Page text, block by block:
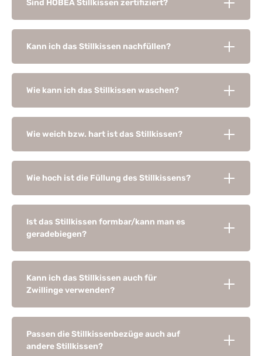
Sind HOBEA Stillkissen zertifiziert?
Kann ich das Stillkissen nachfüllen?
Wie kann ich das Stillkissen waschen?
Wie weich bzw. hart ist das Stillkissen?
Wie hoch ist die Füllung des Stillkissens?
Ist das Stillkissen formbar/kann man es
geradebiegen?
Kann ich das Stillkissen auch für
Zwillinge verwenden?
Passen die Stillkissenbezüge auch auf
andere Stillkissen?